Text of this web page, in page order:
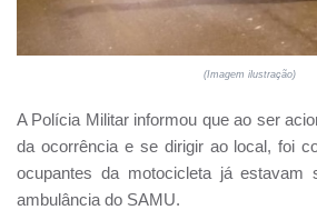
(Imagem ilustração)
A Polícia Militar informou que ao ser
da ocorrência e se dirigir ao local, foi
ocupantes da motocicleta já estavam
ambulância do SAMU.